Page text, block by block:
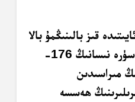
11- ئايىتىدە قىز بالىنىڭمۇ بالا
ئىكەنلىكى بايان قىلىنىدۇ. سۈرە نىسانىڭ 176-
مىراسىدىن
ھەسسە